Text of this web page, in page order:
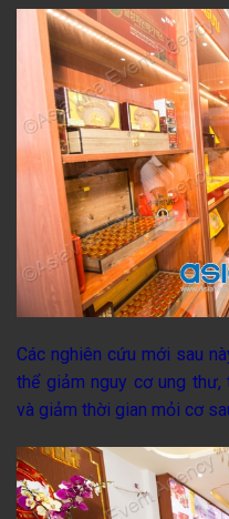
Các nghiên cứu mới sau
thể giảm nguy cơ ung
và giảm thời gian mỏi cơ